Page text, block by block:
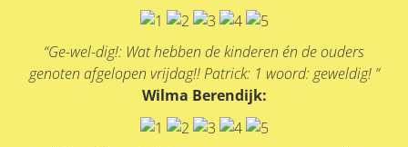
“Ge-wel-dig!: Wat hebben de kinderen én de ouders
genoten afgelopen vrijdag!! Patrick: 1 woord: geweldig! ”
Wilma Berendijk: